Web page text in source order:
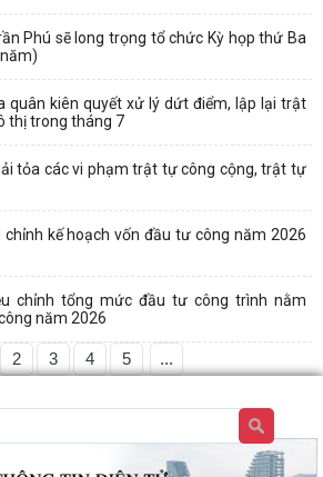
Phú sẽ long trọng tổ chức Kỳ họp thứ Ba
quân kiên quyết xử lý dứt điểm, lập lại trật
thị trong tháng 7
tỏa các vi phạm trật tự công cộng, trật tự
chỉnh kế hoạch vốn đầu tư công năm 2026
chỉnh tổng mức đầu tư công trình nằm
năm 2026
2 3 4 5 ...